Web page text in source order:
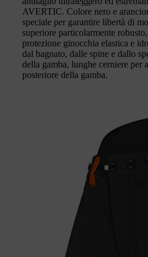
AVERTIC. Colore nero e
speciale per garantire libertà di
superiore particolarmente
protezione ginocchia elastica e
dal bagnato, dalle spine e dallo
della gamba, lunghe cerniere per
posteriore della gamba.